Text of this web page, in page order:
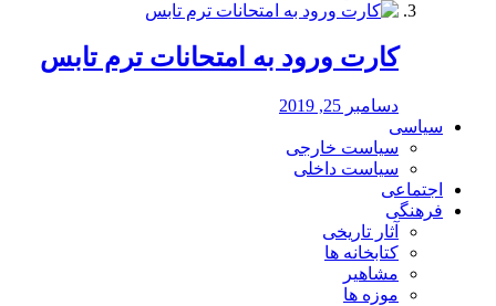
کارت ورود به امتحانات ترم تابس
دسامبر 25, 2019
سیاسی
سیاست خارجی
سیاست داخلی
اجتماعی
فرهنگی
آثار تاریخی
کتابخانه ها
مشاهیر
موزه ها